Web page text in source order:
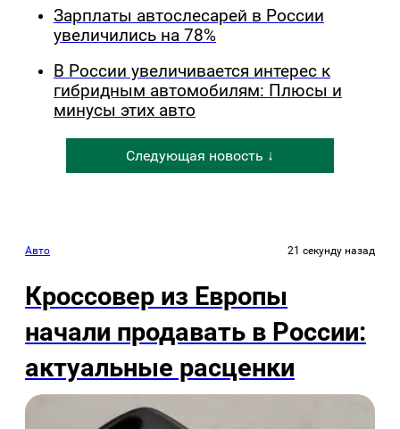
Зарплаты автослесарей в России
увеличились на 78%
В России увеличивается интерес к
гибридным автомобилям: Плюсы и
минусы этих авто
Следующая новость ↓
Авто 21 секунду назад
Кроссовер из Европы
начали продавать в России:
актуальные расценки